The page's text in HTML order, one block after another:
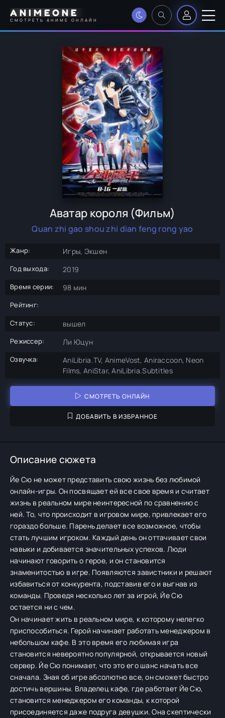
ANIMEONE
СМОТРЕТЬ АНИМЕ ОНЛАЙН
Аватар короля (Фильм)
Quan zhi gao shou zhi dian feng rong yao
Жанр: Игры, Экшен
Год выхода: 2019
Время серии: 98 мин
Рейтинг:
Статус:
вышел
Режиссер: Ли Юцун
Озвучка:
AniLibria.TV, AnimeVost, Aniraccoon, Neon
Films, AniStar, AniLibria.Subtitles
СМОТРЕТЬ ОНЛАЙН
ДОБАВИТЬ В ИЗБРАННОЕ
Описание сюжета
Йе Сю не может представить свою жизнь без любимой
онлайн-игры. Он посвящает ей все свое время и считает
жизнь в реальном мире неинтересной по сравнению с
ней. То, что происходит в игровом мире, привлекает его
гораздо больше. Парень делает все возможное, чтобы
стать лучшим игроком. Каждый день он оттачивает свои
навыки и добивается значительных успехов. Люди
начинают говорить о герое, и он становится
знаменитостью в игре. Появляются завистники и решают
избавиться от конкурента, подставив его и выгнав из
команды. Проведя несколько лет за игрой, Йе Сю
остается ни с чем.
Он начинает жить в реальном мире, к которому нелегко
приспособиться. Герой начинает работать менеджером в
небольшом кафе. В это время его любимая игра
становится невероятно популярной, открывается новый
сервер. Йе Сю понимает, что это его шанс начать все
сначала. Зная об игре абсолютно все, он сможет быстро
достичь вершины. Владелец кафе, где работает Йе Сю,
становится менеджером его команды, к которой
присоединяется даже подруга девушки. Она скептически